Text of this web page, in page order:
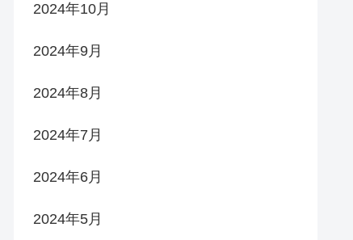
2024年10月
2024年9月
2024年8月
2024年7月
2024年6月
2024年5月